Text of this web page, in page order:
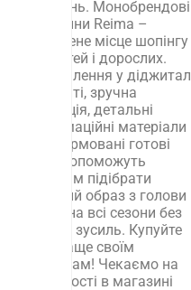
поколінь. Монобрендові
магазини Reima –
улюблене місце шопінгу
для дітей і дорослих.
Оформлення у діджитал
концепті, зручна
навігація, детальні
інформаційні матеріали
та сформовані готові
луки допоможуть
батькам підібрати
дитячий образ з голови
до ніг на всі сезони без
зайвих зусиль. Купуйте
найкраще своїм
малюкам! Чекаємо на
Вас в гості в магазині